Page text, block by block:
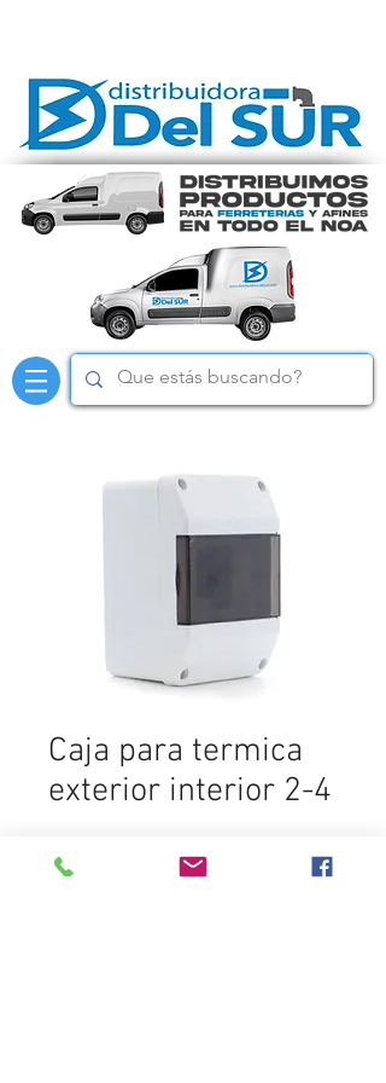
Caja para termica
exterior interior 2-4
Ajouter au panier